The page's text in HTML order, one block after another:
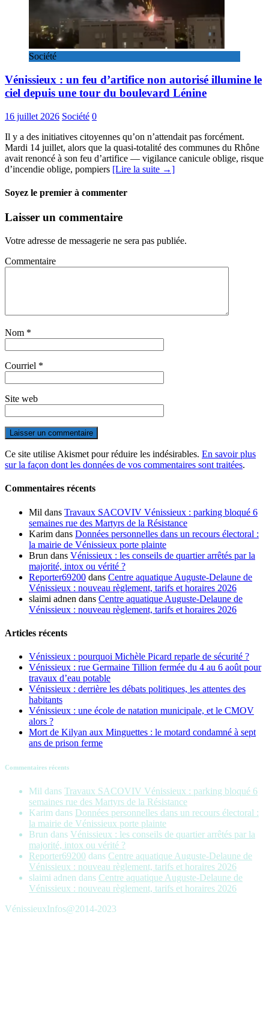
Société
Vénissieux : un feu d’artifice non autorisé illumine le
ciel depuis une tour du boulevard Lénine
16 juillet 2026 Société 0
Il y a des initiatives citoyennes qu’on n’attendait pas forcément.
Mardi 14 juillet, alors que la quasi-totalité des communes du Rhône
avait renoncé à son feu d’artifice — vigilance canicule oblige, risque
d’incendie oblige, pompiers [Lire la suite →]
Soyez le premier à commenter
Laisser un commentaire
Votre adresse de messagerie ne sera pas publiée.
Commentaire
Nom *
Courriel *
Site web
Ce site utilise Akismet pour réduire les indésirables. En savoir plus
sur la façon dont les données de vos commentaires sont traitées.
Commentaires récents
Mil dans Travaux SACOVIV Vénissieux : parking bloqué 6
semaines rue des Martyrs de la Résistance
Karim dans Données personnelles dans un recours électoral :
la mairie de Vénissieux porte plainte
Brun dans Vénissieux : les conseils de quartier arrêtés par la
majorité, intox ou vérité ?
Reporter69200 dans Centre aquatique Auguste-Delaune de
Vénissieux : nouveau règlement, tarifs et horaires 2026
slaimi adnen dans Centre aquatique Auguste-Delaune de
Vénissieux : nouveau règlement, tarifs et horaires 2026
Articles récents
Vénissieux : pourquoi Michèle Picard reparle de sécurité ?
Vénissieux : rue Germaine Tillion fermée du 4 au 6 août pour
travaux d’eau potable
Vénissieux : derrière les débats politiques, les attentes des
habitants
Vénissieux : une école de natation municipale, et le CMOV
alors ?
Mort de Kilyan aux Minguettes : le motard condamné à sept
ans de prison ferme
Commentaires récents
Mil dans Travaux SACOVIV Vénissieux : parking bloqué 6
semaines rue des Martyrs de la Résistance
Karim dans Données personnelles dans un recours électoral :
la mairie de Vénissieux porte plainte
Brun dans Vénissieux : les conseils de quartier arrêtés par la
majorité, intox ou vérité ?
Reporter69200 dans Centre aquatique Auguste-Delaune de
Vénissieux : nouveau règlement, tarifs et horaires 2026
slaimi adnen dans Centre aquatique Auguste-Delaune de
Vénissieux : nouveau règlement, tarifs et horaires 2026
VénissieuxInfos@2014-2023